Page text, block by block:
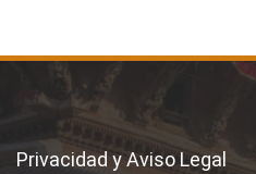
Privacidad y Aviso Legal